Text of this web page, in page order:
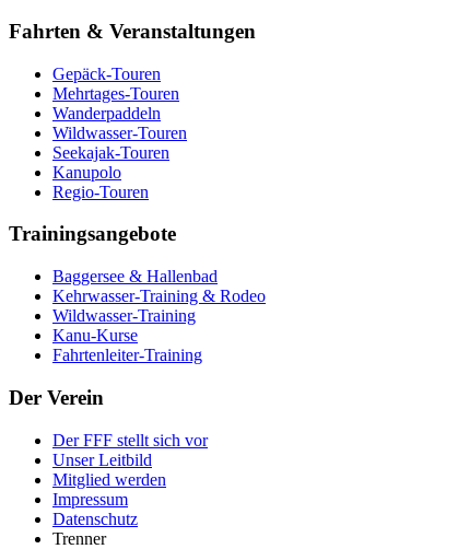
Fahrten & Veranstaltungen
Gepäck-Touren
Mehrtages-Touren
Wanderpaddeln
Wildwasser-Touren
Seekajak-Touren
Kanupolo
Regio-Touren
Trainingsangebote
Baggersee & Hallenbad
Kehrwasser-Training & Rodeo
Wildwasser-Training
Kanu-Kurse
Fahrtenleiter-Training
Der Verein
Der FFF stellt sich vor
Unser Leitbild
Mitglied werden
Impressum
Datenschutz
Trenner